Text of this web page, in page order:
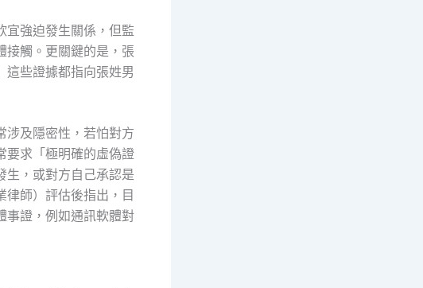
宜強迫發生關係，但監
接觸。更關鍵的是，張
這些證據都指向張姓男
涉及隱密性，若怕對方
要求「極明確的虛偽證
生，或對方自己承認是
師）評估後指出，目
事證，例如通訊軟體對